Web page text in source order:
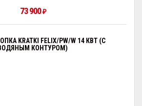
73 900₽
KRATKI FELIX/PW/W 14 КВТ (С
КОНТУРОМ)